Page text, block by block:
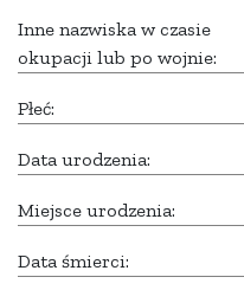
Inne nazwiska w czasie
okupacji lub po wojnie:
Płeć:
Data urodzenia:
Miejsce urodzenia:
Data śmierci: